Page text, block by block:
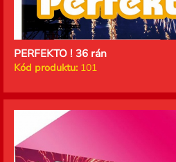
PERFEKTO ! 36 rán
Kód produktu: 101